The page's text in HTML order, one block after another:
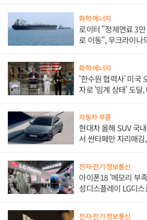
화학·에너지
로이터 "정제연료 3
로 이동", 우크라이나
화학·에너지
'한수원 협력사' 미국
자로 '임계 상태' 도달
자동차·부품
현대차 올해 SUV 국
서 싼타페만 자리매
전자·전기·정보통신
아이폰18 '메모리 부
성디스플레이 LG디
전자·전기·정보통신